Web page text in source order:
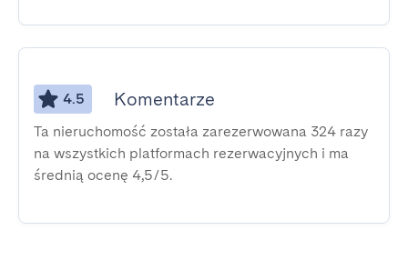
4.5 Komentarze
Ta nieruchomość została zarezerwowana 324 razy
na wszystkich platformach rezerwacyjnych i ma
średnią ocenę 4,5/5.